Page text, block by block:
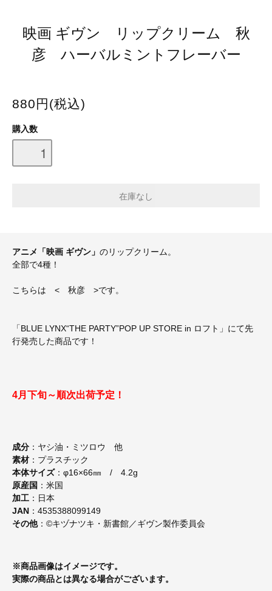
映画 ギヴン リップクリーム 秋
彦 ハーバルミントフレーバー
880円(税込)
購入数
アニメ「映画 ギヴン」 のリップクリーム。
全部で4種！
こちらは < 秋彦 >です。
「BLUE LYNX“THE PARTY”POP UP STORE in ロフト」にて先
行発売した商品です！
4月下旬～順次出荷予定！
成分 ：ヤシ油・ミツロウ 他
素材 ：プラスチック
本体サイズ：φ16×66㎜ / 4.2g
原産国 ：米国
加工 ：日本
JAN ：4535388099149
その他：©キヅナツキ・新書館／ギヴン製作委員会
※商品画像はイメージです。
実際の商品とは異なる場合がございます。